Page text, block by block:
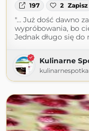
197 2 Zapisz
"... Już dość dawno
wypróbowania, bo
Jednak długo się do
Kulinarne